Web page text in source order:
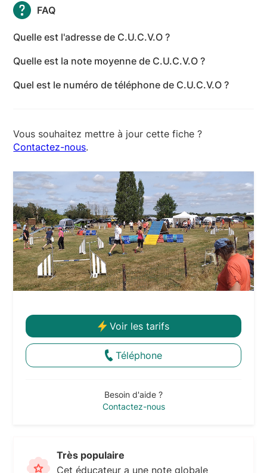
FAQ
Quelle est l'adresse de C.U.C.V.O ?
Fleury-sur-Orne - Calvados
Quelle est la note moyenne de C.U.C.V.O ?
4,7 sur 5.
Quel est le numéro de téléphone de C.U.C.V.O ?
Vous souhaitez mettre à jour cette fiche ?
Contactez-nous.
Voir les tarifs
Téléphone
Besoin d'aide ?
Contactez-nous
Très populaire
Cet éducateur a une note globale